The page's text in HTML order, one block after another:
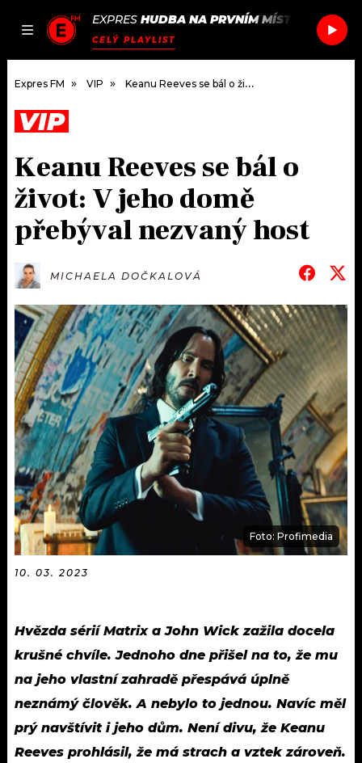
JAK
SEZNAM.CZ
EXPRES HUDBA NA PRVNÍM MÍSTĚ HUGEL
CELÝ PLAYLIST
DOMŮ
ČLÁNKY
AKTUÁLNĚ
ROZHOVORY
#NEBUDUDOMA
KALENDÁŘ
KVÍZY
VIP
TRENDY
KULTURA
PODCASTY
JAK NALADIT
APLIKACE
PROGRAM
PLAYLIST
JAK NALADIT
SOUTĚŽE
Expres FM VIP Keanu Reeves se bál o život: V jeho domě přebýval nezvaný host
VIP
Keanu Reeves se bál o
život: V jeho domě
přebýval nezvaný host
MICHAELA DOČKALOVÁ
Foto: Profimedia
10. 03. 2023
Hvězda sérií Matrix a John Wick zažila docela
krušné chvíle. Jednoho dne přišel na to, že mu
na jeho vlastní zahradě přespává úplně
neznámý člověk. A nebylo to jednou. Navíc měl
prý navštívit i jeho dům. Není divu, že Keanu
Reeves prohlásil, že má strach a vztek zároveň.